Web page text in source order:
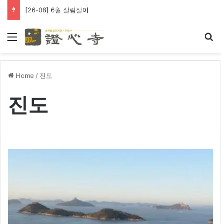
[26-08] 6월 살림살이
Menu
Home / 진도
진도